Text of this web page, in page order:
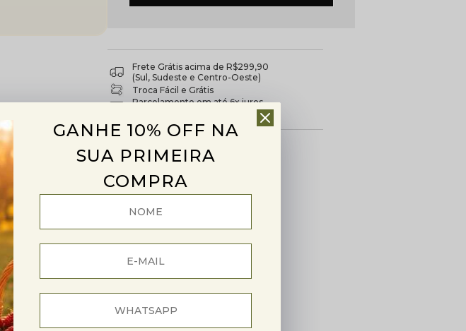
Frete Grátis acima de R$299,90
(Sul, Sudeste e Centro-Oeste)
Troca Fácil e Grátis
Parcelamento em até 6x juros
COMPARTILHE:
GANHE 10% OFF NA
SUA PRIMEIRA
COMPRA